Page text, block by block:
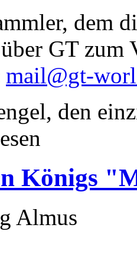
dem
GT zum
mail@gt-
den
Königs
Almus